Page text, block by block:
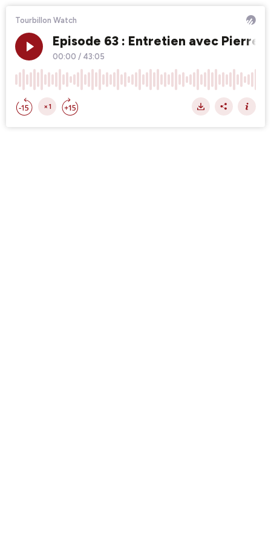
Tourbillon Watch
Episode 63 : Entretien avec
00:00 / 43:05
×1